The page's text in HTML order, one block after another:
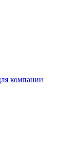
компании